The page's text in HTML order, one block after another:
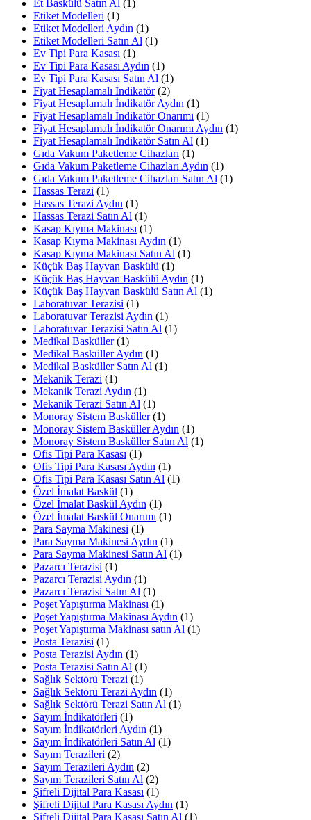
Et Baskülü Satın Al (1)
Etiket Modelleri (1)
Etiket Modelleri Aydın (1)
Etiket Modelleri Satın Al (1)
Ev Tipi Para Kasası (1)
Ev Tipi Para Kasası Aydın (1)
Ev Tipi Para Kasası Satın Al (1)
Fiyat Hesaplamalı İndikatör (2)
Fiyat Hesaplamalı İndikatör Aydın (1)
Fiyat Hesaplamalı İndikatör Onarımı (1)
Fiyat Hesaplamalı İndikatör Onarımı Aydın (1)
Fiyat Hesaplamalı İndikatör Satın Al (1)
Gıda Vakum Paketleme Cihazları (1)
Gıda Vakum Paketleme Cihazları Aydın (1)
Gıda Vakum Paketleme Cihazları Satın Al (1)
Hassas Terazi (1)
Hassas Terazi Aydın (1)
Hassas Terazi Satın Al (1)
Kasap Kıyma Makinası (1)
Kasap Kıyma Makinası Aydın (1)
Kasap Kıyma Makinası Satın Al (1)
Küçük Baş Hayvan Baskülü (1)
Küçük Baş Hayvan Baskülü Aydın (1)
Küçük Baş Hayvan Baskülü Satın Al (1)
Laboratuvar Terazisi (1)
Laboratuvar Terazisi Aydın (1)
Laboratuvar Terazisi Satın Al (1)
Medikal Basküller (1)
Medikal Basküller Aydın (1)
Medikal Basküller Satın Al (1)
Mekanik Terazi (1)
Mekanik Terazi Aydın (1)
Mekanik Terazi Satın Al (1)
Monoray Sistem Basküller (1)
Monoray Sistem Basküller Aydın (1)
Monoray Sistem Basküller Satın Al (1)
Ofis Tipi Para Kasası (1)
Ofis Tipi Para Kasası Aydın (1)
Ofis Tipi Para Kasası Satın Al (1)
Özel İmalat Baskül (1)
Özel İmalat Baskül Aydın (1)
Özel İmalat Baskül Onarımı (1)
Para Sayma Makinesi (1)
Para Sayma Makinesi Aydın (1)
Para Sayma Makinesi Satın Al (1)
Pazarcı Terazisi (1)
Pazarcı Terazisi Aydın (1)
Pazarcı Terazisi Satın Al (1)
Poşet Yapıştırma Makinası (1)
Poşet Yapıştırma Makinası Aydın (1)
Poşet Yapıştırma Makinası satın Al (1)
Posta Terazisi (1)
Posta Terazisi Aydın (1)
Posta Terazisi Satın Al (1)
Sağlık Sektörü Terazi (1)
Sağlık Sektörü Terazi Aydın (1)
Sağlık Sektörü Terazi Satın Al (1)
Sayım İndikatörleri (1)
Sayım İndikatörleri Aydın (1)
Sayım İndikatörleri Satın Al (1)
Sayım Terazileri (2)
Sayım Terazileri Aydın (2)
Sayım Terazileri Satın Al (2)
Şifreli Dijital Para Kasası (1)
Şifreli Dijital Para Kasası Aydın (1)
Şifreli Dijital Para Kasası Satın Al (1)